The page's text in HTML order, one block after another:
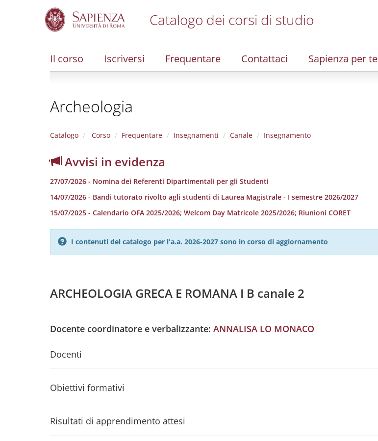
Catalogo dei corsi di studio
Il corso Iscriversi Frequentare Contattaci Sapienza per te
Archeologia
Catalogo Corso Frequentare Insegnamenti Canale Insegnamento
Avvisi in evidenza
27/07/2026 - Nomina dei Referenti Dipartimentali per gli Studenti
14/07/2026 - Bandi tutorato rivolto agli studenti di Laurea Magistrale - I semestre 2026/2027
15/07/2025 - Calendario OFA 2025/2026; Welcom Day Matricole 2025/2026; Riunioni CORET
I contenuti del catalogo per l'a.a. 2026-2027 sono in corso di aggiornamento
ARCHEOLOGIA GRECA E ROMANA I B canale 2
Docente coordinatore e verbalizzante: ANNALISA LO MONACO
Docenti
Obiettivi formativi
Risultati di apprendimento attesi